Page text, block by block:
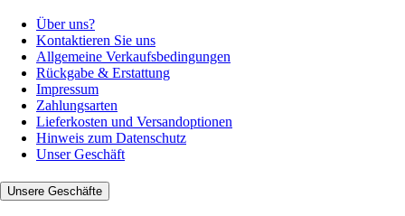
Über uns?
Kontaktieren Sie uns
Allgemeine Verkaufsbedingungen
Rückgabe & Erstattung
Impressum
Zahlungsarten
Lieferkosten und Versandoptionen
Hinweis zum Datenschutz
Unser Geschäft
Unsere Geschäfte